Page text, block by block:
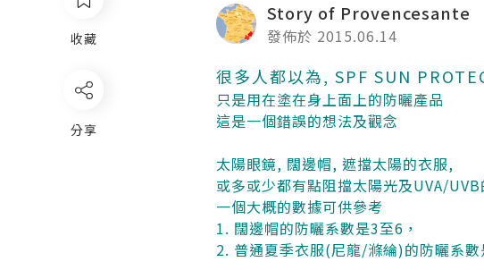
Story of Provencesante
發佈於 2015.06.14
很多人都以為, SPF SUN
只是用在塗在身上面上的防曬產品
這是一個錯誤的想法及觀念
太陽眼鏡, 闊邊帽, 遮擋太陽的衣服,
或多或少都有點阻擋太陽光及UVA/UVB
一個大概的數據可供參考
1. 闊邊帽的防曬系數是3至6，
2. 普通夏季衣服(尼龍/滌綸)的防曬系數
收藏
分享